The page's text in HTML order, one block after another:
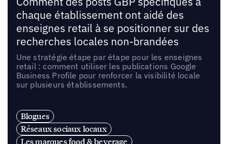
chaque établissement ont aidé des
enseignes retail à se positionner sur des
recherches locales non-brandées
Une stratégie étape par étape pour les enseignes
retail : comment utiliser les publications Google
Business Profile pour renforcer la visibilité locale
sur plusieurs établissements.
Blogues
Réseaux sociaux locaux
Les marques food & beverage